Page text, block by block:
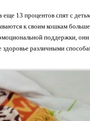
13 процентов спят с
к своим кошкам
поддержки,
здоровье различными